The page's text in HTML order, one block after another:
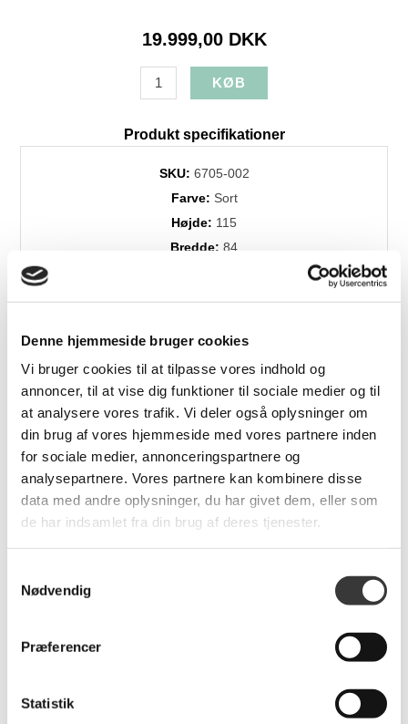
Denne hjemmeside bruger cookies
Vi bruger cookies til at tilpasse vores indhold og
annoncer, til at vise dig funktioner til sociale medier og til
at analysere vores trafik. Vi deler også oplysninger om
din brug af vores hjemmeside med vores partnere inden
for sociale medier, annonceringspartnere og
analysepartnere. Vores partnere kan kombinere disse
data med andre oplysninger, du har givet dem, eller som
de har indsamlet fra din brug af deres tjenester.
Nødvendig
Præferencer
Statistik
19.999,00 DKK
Produkt specifikationer
SKU: 6705-002
Farve: Sort
Højde: 115
Bredde: 84
Brands:Himolla
Relaterede produkter
Global Comfort Denver
19.197,00 DKK
Sonet armstol
11.850,00 DKK